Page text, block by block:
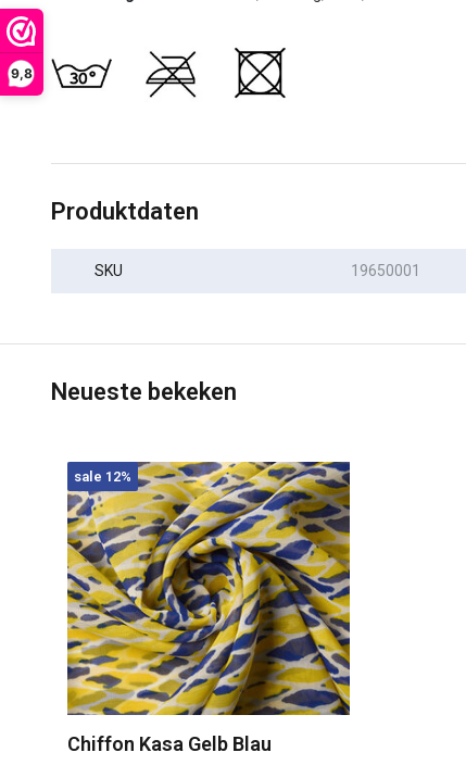
9,8
Produktdaten
SKU 19650001
Neueste bekeken
sale 12%
Chiffon Kasa Gelb Blau